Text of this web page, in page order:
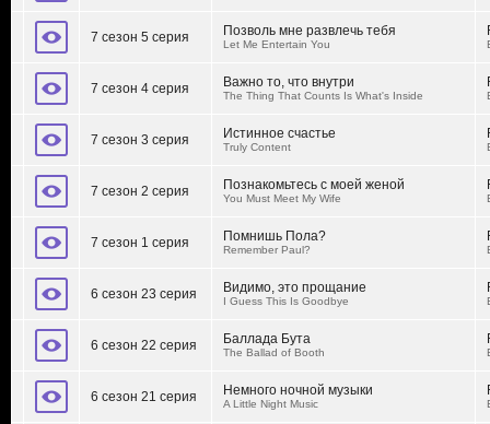
7 сезон 5 серия Позволь мне развлечь тебя
Let Me Entertain You
7 сезон 4 серия Важно то, что внутри
The Thing That Counts Is What's Inside
7 сезон 3 серия Истинное счастье
Truly Content
7 сезон 2 серия Познакомьтесь с моей женой
You Must Meet My Wife
7 сезон 1 серия Помнишь Пола?
Remember Paul?
6 сезон 23 серия Видимо, это прощание
I Guess This Is Goodbye
6 сезон 22 серия Баллада Бута
The Ballad of Booth
6 сезон 21 серия Немного ночной музыки
A Little Night Music